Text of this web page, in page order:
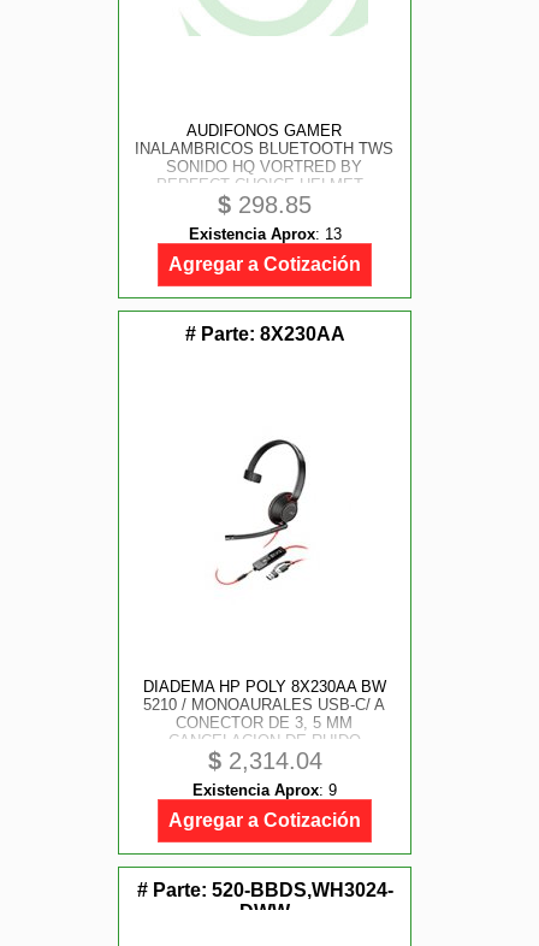
AUDIFONOS GAMER
INALAMBRICOS BLUETOOTH TWS
SONIDO HQ VORTRED BY
PERFECT CHOICE HELMET -
NEGRO
$ 298.85
Existencia Aprox: 13
Agregar a Cotización
# Parte: 8X230AA
DIADEMA HP POLY 8X230AA BW
5210 / MONOAURALES USB-C/ A
CONECTOR DE 3, 5 MM
CANCELACION DE RUIDO
$2,314.04
Existencia Aprox: 9
Agregar a Cotización
# Parte: 520-BBDS,WH3024-
DWW